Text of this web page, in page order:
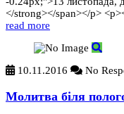
</strong></span></p>
read more
10.11.2016 No
Молитва біля